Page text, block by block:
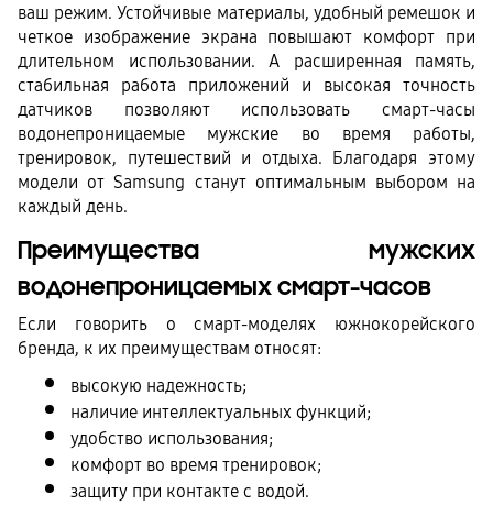
ваш режим. Устойчивые материалы, удобный ремешок и
четкое изображение экрана повышают комфорт при
длительном использовании. А расширенная память,
стабильная работа приложений и высокая точность
датчиков позволяют использовать смарт-часы
водонепроницаемые мужские во время работы,
тренировок, путешествий и отдыха. Благодаря этому
модели от Samsung станут оптимальным выбором на
каждый день.
Преимущества мужских
водонепроницаемых смарт-часов
Если говорить о смарт-моделях южнокорейского
бренда, к их преимуществам относят:
высокую надежность;
наличие интеллектуальных функций;
удобство использования;
комфорт во время тренировок;
защиту при контакте с водой.